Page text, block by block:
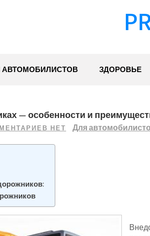
АВТОМОБИЛИСТОВ ЗДОРОВЬЕ
— особенности и
НЕТ Для